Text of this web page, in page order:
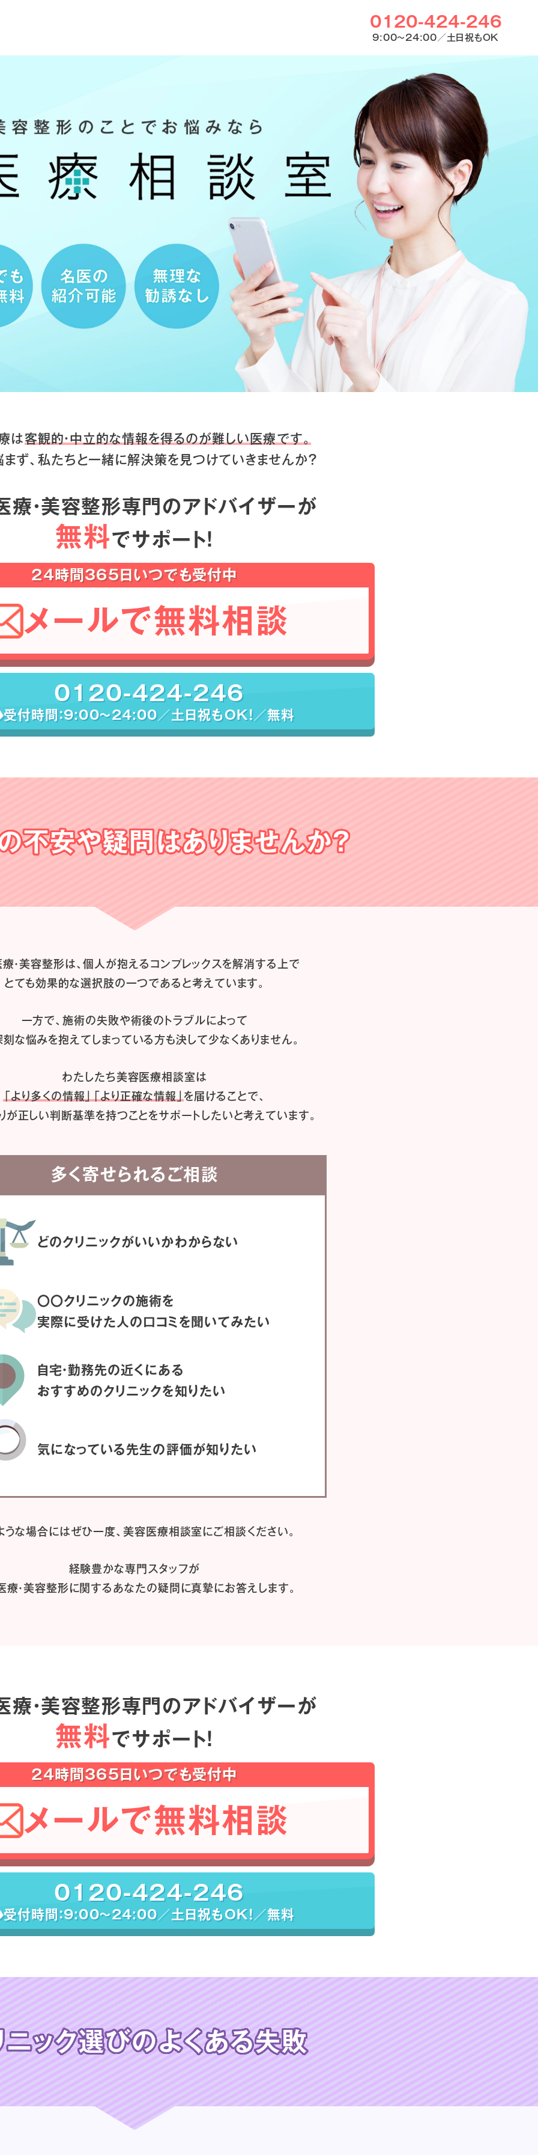
0120-424-246
9:00〜24:00／土日祝もOK
は客観的・中立的な情報を得るのが難しい医療です。
ず、私たちと一緒に解決策を見つけていきませんか？
療・美容整形専門のアドバイザーが
無料でサポート！
24時間365日いつでも受付中
メールで無料相談
0120-424-246
受付時間：9:00〜24:00／土日祝もOK！／無料
不安や疑問はありませんか？
・美容整形は、個人が抱えるコンプレックスを解消する上で
とても効果的な選択肢の一つであると考えています。
一方で、施術の失敗や術後のトラブルによって
な悩みを抱えてしまっている方も決して少なくありません。
わたしたち美容医療相談室は
「より多くの情報」「より正確な情報」を届けることで、
が正しい判断基準を持つことをサポートしたいと考えています。
多く寄せられるご相談
どのクリニックがいいかわからない
〇〇クリニックの施術を
実際に受けた人の口コミを聞いてみたい
自宅・勤務先の近くにある
おすすめのクリニックを知りたい
気になっている先生の評価が知りたい
うな場合にはぜひ一度、美容医療相談室にご相談ください。
経験豊かな専門スタッフが
療・美容整形に関するあなたの疑問に真摯にお答えします。
療・美容整形専門のアドバイザーが
無料でサポート！
24時間365日いつでも受付中
メールで無料相談
0120-424-246
受付時間：9:00〜24:00／土日祝もOK！／無料
ニック選びのよくある失敗